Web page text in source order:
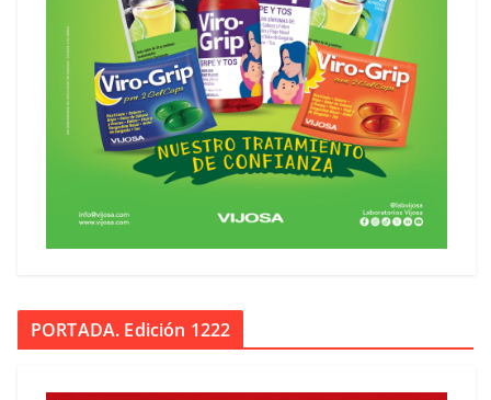
PORTADA. Edición 1222